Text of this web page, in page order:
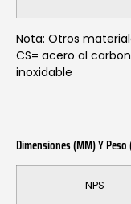
Nota: Otros
CS= acero al
inoxidable
Dimensiones (MM) Y Peso
NPS